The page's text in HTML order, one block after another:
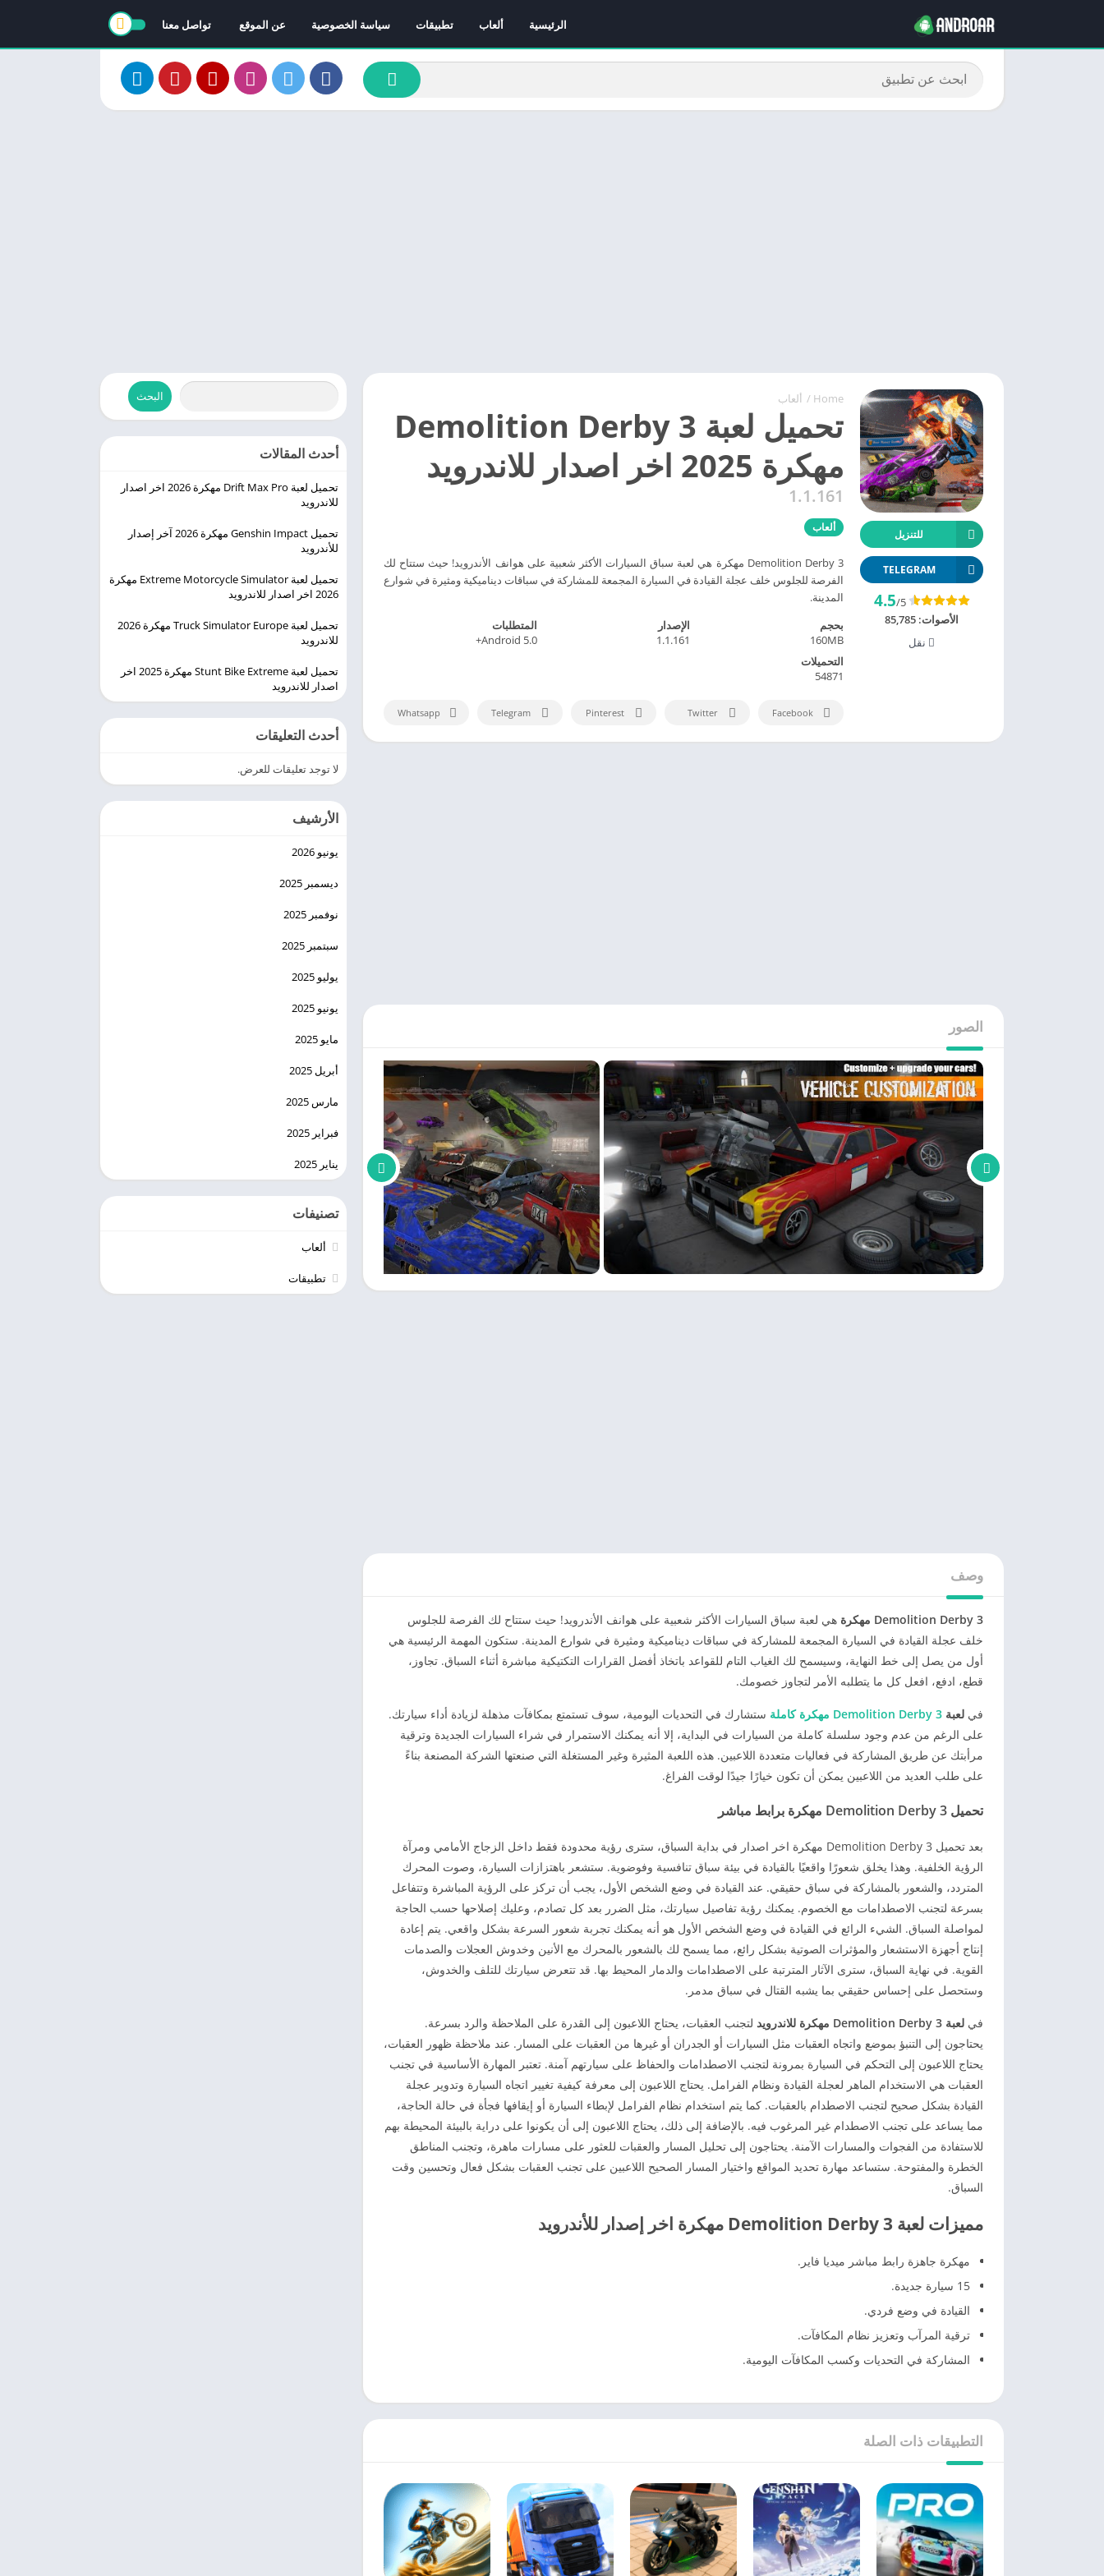
الرئيسية ألعاب تطبيقات سياسة الخصوصية عن الموقع تواصل معنا
Home
/ ألعاب
تحميل لعبة Demolition Derby 3
مهكرة 2025 اخر اصدار للاندرويد
1.1.161
ألعاب
Demolition Derby 3 مهكرة هي لعبة سباق السيارات الأكثر شعبية على هوانف الأندرويد!‏ حيث ستتاح لك
الفرصة للجلوس خلف عجلة القيادة في السيارة المجمعة للمشاركة في سباقات ديناميكية ومثيرة في شوارع
المدينة.
للتنزيل
TELEGRAM
4.5/5
الأصوات: 85,785
نقل
بحجم
160MB
الإصدار
1.1.161
المتطلبات
Android 5.0+
التحميلات
54871
Facebook
Twitter
Pinterest
Telegram
Whatsapp
الصور
وصف
Demolition Derby 3 مهكرة
هي لعبة سباق السيارات الأكثر شعبية على هوانف الأندرويد!‏ حيث ستتاح لك الفرصة للجلوس
خلف عجلة القيادة في السيارة المجمعة للمشاركة في سباقات ديناميكية ومثيرة في شوارع المدينة. ستكون المهمة الرئيسية هي
أول من يصل إلى خط النهاية، وسيسمح لك الغياب التام للقواعد باتخاذ أفضل القرارات التكتيكية مباشرة أثناء السباق. تجاوز،
قطع، ادفع، افعل كل ما يتطلبه الأمر لتجاوز خصومك.
في لعبة Demolition Derby 3 مهكرة كاملة
ستشارك في التحديات اليومية، سوف تستمتع بمكافآت مذهلة لزيادة أداء سيارتك.
على الرغم من عدم وجود سلسلة كاملة من السيارات في البداية، إلا أنه يمكنك الاستمرار في شراء السيارات الجديدة وترقية
مرأبتك عن طريق المشاركة في فعاليات متعددة اللاعبين. هذه اللعبة المثيرة وغير المستغلة التي صنعتها الشركة المصنعة بناءً
على طلب العديد من اللاعبين يمكن أن تكون خيارًا جيدًا لوقت الفراغ.
تحميل Demolition Derby 3 مهكرة برابط مباشر
بعد تحميل Demolition Derby 3 مهكرة اخر اصدار في بداية السباق، سترى رؤية محدودة فقط داخل الزجاج الأمامي ومرآة
الرؤية الخلفية. وهذا يخلق شعورًا واقعيًا بالقيادة في بيئة سباق تنافسية وفوضوية. ستشعر باهتزازات السيارة، وصوت المحرك
المتردد، والشعور بالمشاركة في سباق حقيقي. عند القيادة في وضع الشخص الأول، يجب أن تركز على الرؤية المباشرة وتتفاعل
بسرعة لتجنب الاصطدامات مع الخصوم. يمكنك رؤية تفاصيل سيارتك، مثل الضرر بعد كل تصادم، وعليك إصلاحها حسب الحاجة
لمواصلة السباق. الشيء الرائع في القيادة في وضع الشخص الأول هو أنه يمكنك تجربة شعور السرعة بشكل واقعي. يتم إعادة
إنتاج أجهزة الاستشعار والمؤثرات الصوتية بشكل رائع، مما يسمح لك بالشعور بالمحرك مع الأنين وخدوش العجلات والصدمات
القوية. في نهاية السباق، سترى الآثار المترتبة على الاصطدامات والدمار المحيط بها. قد تتعرض سيارتك للتلف والخدوش،
وستحصل على إحساس حقيقي بما يشبه القتال في سباق مدمر.
في لعبة Demolition Derby 3 مهكرة للاندرويد
لتجنب العقبات، يحتاج اللاعبون إلى القدرة على الملاحظة والرد بسرعة.
يحتاجون إلى التنبؤ بموضع واتجاه العقبات مثل السيارات أو الجدران أو غيرها من العقبات على المسار. عند ملاحظة ظهور العقبات،
يحتاج اللاعبون إلى التحكم في السيارة بمرونة لتجنب الاصطدامات والحفاظ على سيارتهم آمنة. تعتبر المهارة الأساسية في تجنب
العقبات هي الاستخدام الماهر لعجلة القيادة ونظام الفرامل. يحتاج اللاعبون إلى معرفة كيفية تغيير اتجاه السيارة وتدوير عجلة
القيادة بشكل صحيح لتجنب الاصطدام بالعقبات. كما يتم استخدام نظام الفرامل لإبطاء السيارة أو إيقافها فجأة في حالة الحاجة،
مما يساعد على تجنب الاصطدام غير المرغوب فيه. بالإضافة إلى ذلك، يحتاج اللاعبون إلى أن يكونوا على دراية بالبيئة المحيطة بهم
للاستفادة من الفجوات والمسارات الآمنة. يحتاجون إلى تحليل المسار والعقبات للعثور على مسارات ماهرة، وتجنب المناطق
الخطرة والمفتوحة. ستساعد مهارة تحديد المواقع واختيار المسار الصحيح اللاعبين على تجنب العقبات بشكل فعال وتحسين وقت
السباق.
مميزات لعبة Demolition Derby 3 مهكرة اخر إصدار للأندرويد
مهكرة جاهزة رابط مباشر ميديا فاير.
15 سيارة جديدة.
القيادة في وضع فردي.
ترقية المرآب وتعزيز نظام المكافآت.
المشاركة في التحديات وكسب المكافآت اليومية.
التطبيقات ذات الصلة
البحث
أحدث المقالات
تحميل لعبة Drift Max Pro مهكرة 2026 اخر اصدار
للاندرويد
تحميل Genshin Impact مهكرة 2026 آخر إصدار
للأندرويد
تحميل لعبة Extreme Motorcycle Simulator مهكرة
2026 اخر اصدار للاندرويد
تحميل لعبة Truck Simulator Europe مهكرة 2026
للاندرويد
تحميل لعبة Stunt Bike Extreme مهكرة 2025 اخر
اصدار للاندرويد
أحدث التعليقات
لا توجد تعليقات للعرض.
الأرشيف
يونيو 2026
ديسمبر 2025
نوفمبر 2025
سبتمبر 2025
يوليو 2025
يونيو 2025
مايو 2025
أبريل 2025
مارس 2025
فبراير 2025
يناير 2025
تصنيفات
ألعاب
تطبيقات